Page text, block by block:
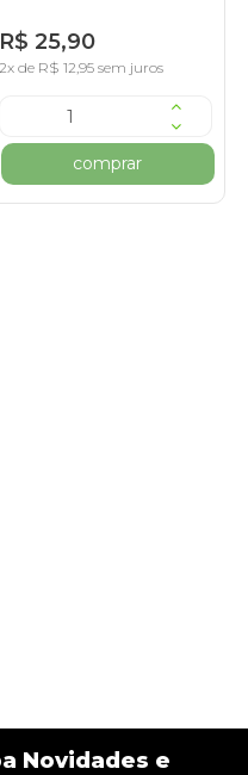
R$ 25,90
2x de R$ 12,95 sem juros
comprar
Novidades e